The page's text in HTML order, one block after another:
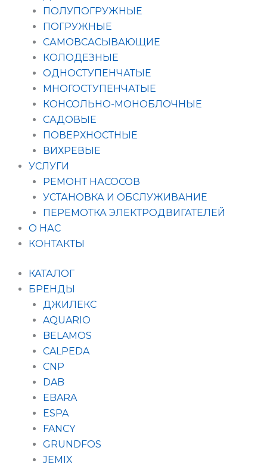
ПОЛУПОГРУЖНЫЕ
ПОГРУЖНЫЕ
САМОВСАСЫВАЮЩИЕ
КОЛОДЕЗНЫЕ
ОДНОСТУПЕНЧАТЫЕ
МНОГОСТУПЕНЧАТЫЕ
КОНСОЛЬНО-МОНОБЛОЧНЫЕ
САДОВЫЕ
ПОВЕРХНОСТНЫЕ
ВИХРЕВЫЕ
УСЛУГИ
РЕМОНТ НАСОСОВ
УСТАНОВКА И ОБСЛУЖИВАНИЕ
ПЕРЕМОТКА ЭЛЕКТРОДВИГАТЕЛЕЙ
О НАС
КОНТАКТЫ
КАТАЛОГ
БРЕНДЫ
ДЖИЛЕКС
AQUARIO
BELAMOS
CALPEDA
CNP
DAB
EBARA
ESPA
FANCY
GRUNDFOS
JEMIX